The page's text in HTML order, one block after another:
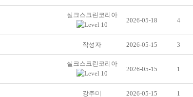
실크스크린코리아
2026-05-18 4
작성자 2026-05-15 3
실크스크린코리아
2026-05-15 1
강주미 2026-05-15 1